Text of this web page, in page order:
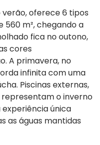
verão, oferece 6 tipos
560 m², chegando a
fica no outono,
cores
A primavera, no
infinita com uma
Piscinas externas,
o inverno
única
as águas mantidas